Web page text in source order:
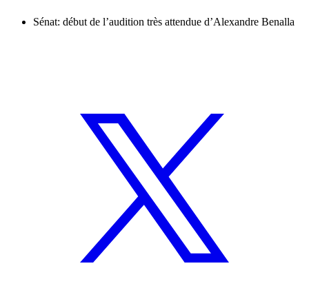
Sénat: début de l’audition très attendue d’Alexandre Benalla